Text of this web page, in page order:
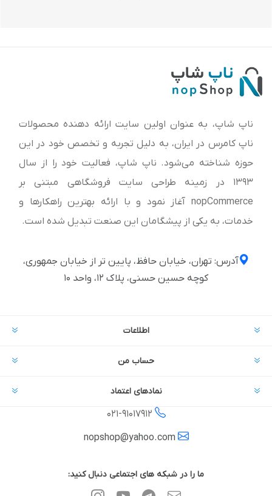
ناپ شاپ، به عنوان اولین سایت ارائه‌ دهنده محصولات
ناپ کامرس در ایران، به دلیل تجربه و تخصص خود در این
حوزه شناخته می‌شود. ناپ شاپ، فعالیت خود را از سال
1393 در زمینه طراحی سایت فروشگاهی مبتنی بر
nopCommerce آغاز نمود و با ارائه بهترین راهکارها و
خدمات، به یکی از پیشگامان این صنعت تبدیل شده است.
آدرس: تهران، خیابان حافظ، پایین تر از خیابان جمهوری،
کوچه حسین حسنی، پلاک ۱۲، واحد ۱۰
اطلاعات
حساب من
نمادهای اعتماد
021-91017912
ما را در شبکه های اجتماعی دنبال کنید: